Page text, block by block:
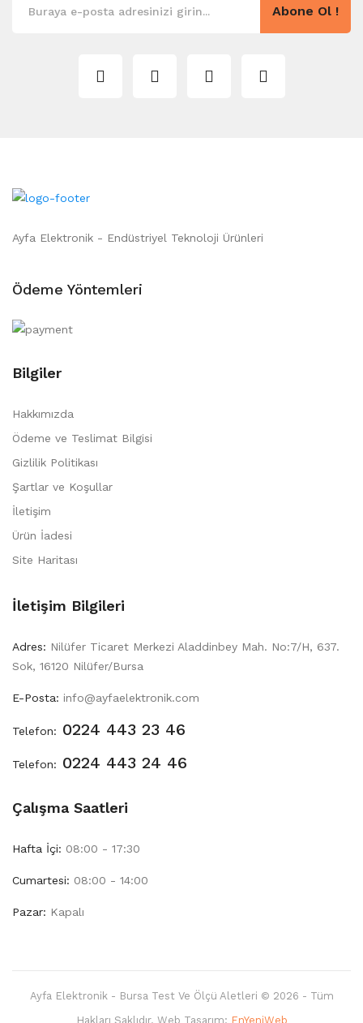
Abone Ol !
Ayfa Elektronik - Endüstriyel Teknoloji Ürünleri
Ödeme Yöntemleri
Bilgiler
Hakkımızda
Ödeme ve Teslimat Bilgisi
Gizlilik Politikası
Şartlar ve Koşullar
İletişim
Ürün İadesi
Site Haritası
İletişim Bilgileri
Adres: Nilüfer Ticaret Merkezi Aladdinbey Mah. No:7/H, 637.
Sok, 16120 Nilüfer/Bursa
E-Posta: info@ayfaelektronik.com
Telefon: 0224 443 23 46
Telefon: 0224 443 24 46
Çalışma Saatleri
Hafta İçi: 08:00 - 17:30
Cumartesi: 08:00 - 14:00
Pazar: Kapalı
Ayfa Elektronik - Bursa Test Ve Ölçü Aletleri © 2026 - Tüm
Hakları Saklıdır. Web Tasarım: EnYeniWeb